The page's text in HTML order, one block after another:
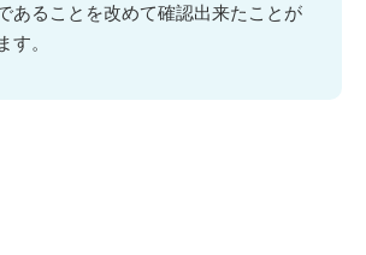
あることを改めて確認出来たことが
す。